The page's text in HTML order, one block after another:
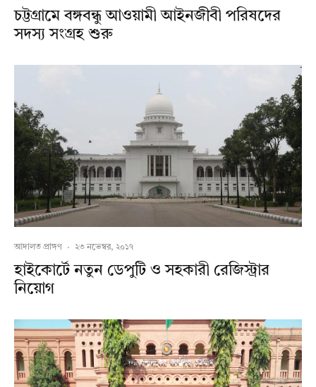
চট্টগ্রামে বঙ্গবন্ধু আওয়ামী আইনজীবী পরিষদের
সদস্য সংগ্রহ শুরু
আদালত প্রাঙ্গণ · ২৩ নভেম্বর, ২০১৭
হাইকোর্টে নতুন ডেপুটি ও সহকারী রেজিস্ট্রার
নিয়োগ